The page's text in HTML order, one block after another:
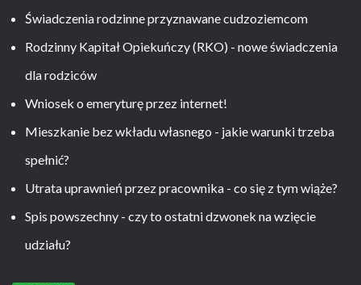
Świadczenia rodzinne przyznawane cudzoziemcom
Rodzinny Kapitał Opiekuńczy (RKO) - nowe świadczenia
dla rodziców
Wniosek o emeryturę przez internet!
Mieszkanie bez wkładu własnego - jakie warunki trzeba
spełnić?
Utrata uprawnień przez pracownika - co się z tym wiąże?
Spis powszechny - czy to ostatni dzwonek na wzięcie
udziału?